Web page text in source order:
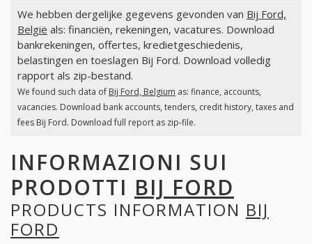
We hebben dergelijke gegevens gevonden van Bij Ford,
België als: financiën, rekeningen, vacatures. Download
bankrekeningen, offertes, kredietgeschiedenis,
belastingen en toeslagen Bij Ford. Download volledig
rapport als zip-bestand.
We found such data of Bij Ford, Belgium as: finance, accounts,
vacancies. Download bank accounts, tenders, credit history, taxes and
fees Bij Ford. Download full report as zip-file.
INFORMAZIONI SUI
PRODOTTI BIJ FORD
PRODUCTS INFORMATION BIJ
FORD